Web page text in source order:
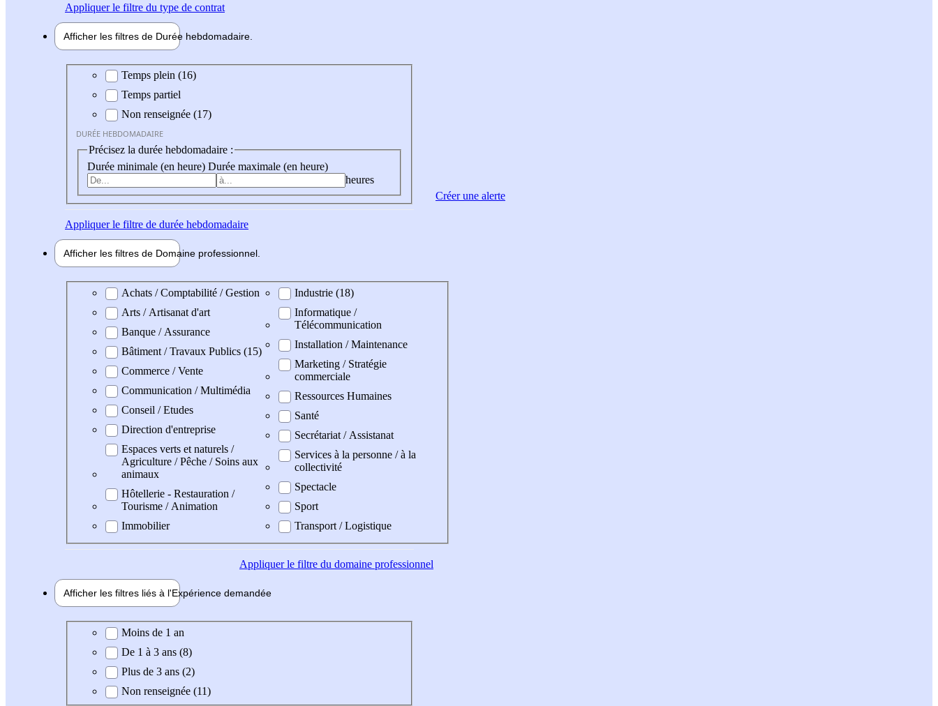
Appliquerle filtre du type de contrat
Afficher les filtres de Durée hebdomadaire
Durée hebdomadaire
Temps plein (16)
Temps partiel
Non renseignée (17)
DURÉE HEBDOMADAIRE
Précisez la durée hebdomadaire :
Durée minimale (en heure) Durée maximale (en heure)
heures
Appliquerle filtre de durée hebdomadaire
Afficher les filtres de Domaine professionnel
Domaine professionel
Achats / Comptabilité / Gestion
Arts / Artisanat d'art
Banque / Assurance
Bâtiment / Travaux Publics (15)
Commerce / Vente
Communication / Multimédia
Conseil / Etudes
Direction d'entreprise
Espaces verts et naturels /
Agriculture / Pêche / Soins aux
animaux
Hôtellerie - Restauration /
Tourisme / Animation
Immobilier
Industrie (18)
Informatique /
Télécommunication
Installation / Maintenance
Marketing / Stratégie
commerciale
Ressources Humaines
Santé
Secrétariat / Assistanat
Services à la personne / à la
collectivité
Spectacle
Sport
Transport / Logistique
Appliquerle filtre du domaine professionnel
Afficher les filtres liés à l'Expérience demandée
Expérience demandée
Moins de 1 an
De 1 à 3 ans (8)
Plus de 3 ans (2)
Non renseignée (11)
Créer une alerte